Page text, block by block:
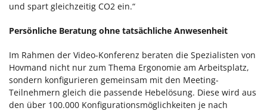
und spart gleichzeitig CO2 ein.“
Persönliche Beratung ohne tatsächliche Anwesenheit
Im Rahmen der Video-Konferenz beraten die Spezialisten von
Hovmand nicht nur zum Thema Ergonomie am Arbeitsplatz,
sondern konfigurieren gemeinsam mit den Meeting-
Teilnehmern gleich die passende Hebelösung. Diese wird aus
den über 100.000 Konfigurationsmöglichkeiten je nach